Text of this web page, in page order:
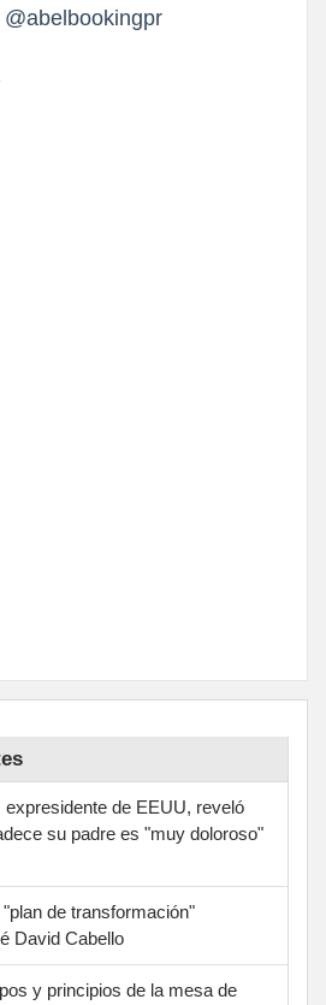
@abelbookingpr
expresidente de EEUU, reveló
su padre es "muy doloroso"
de transformación"
David Cabello
y principios de la mesa de